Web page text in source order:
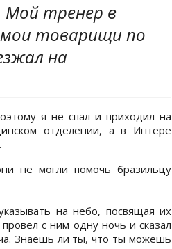
Мой тренер в
товарищи по
на
я не спал и приходил на
отделении, а в Интере
не могли помочь бразильцу
на небо, посвящая их
с ним одну ночь и сказал
Знаешь ли ты, что ты можешь